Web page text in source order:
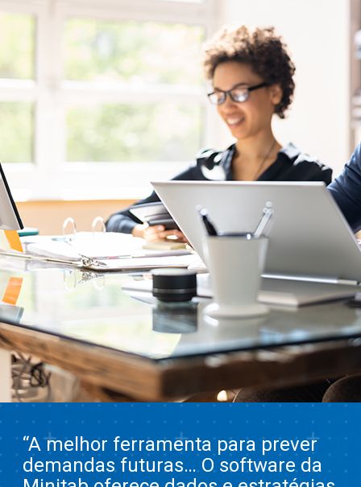
“A melhor ferramenta para prever
demandas futuras… O software da